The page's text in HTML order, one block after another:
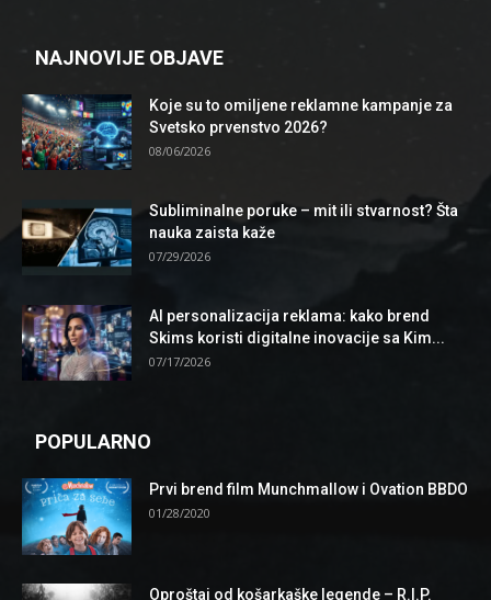
NAJNOVIJE OBJAVE
Koje su to omiljene reklamne kampanje za
Svetsko prvenstvo 2026?
08/06/2026
Subliminalne poruke – mit ili stvarnost? Šta
nauka zaista kaže
07/29/2026
AI personalizacija reklama: kako brend
Skims koristi digitalne inovacije sa Kim...
07/17/2026
POPULARNO
Prvi brend film Munchmallow i Ovation BBDO
01/28/2020
Oproštaj od košarkaške legende – R.I.P.